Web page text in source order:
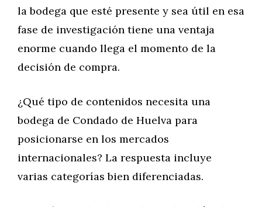
la bodega que esté presente y sea útil en esa
fase de investigación tiene una ventaja
enorme cuando llega el momento de la
decisión de compra.
¿Qué tipo de contenidos necesita una
bodega de Condado de Huelva para
posicionarse en los mercados
internacionales? La respuesta incluye
varias categorías bien diferenciadas.